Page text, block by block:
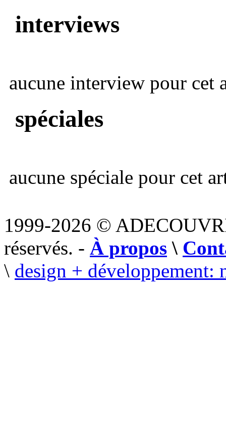
interviews
aucune interview pour cet
spéciales
aucune spéciale pour cet
1999-2026 ©
réservés. - À propos \
\ design + développement: